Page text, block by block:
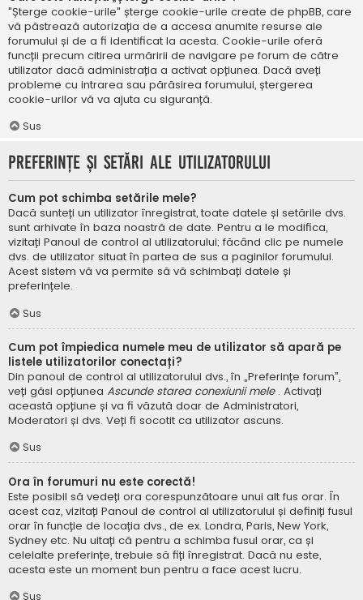
"Șterge cookie-urile" șterge cookie-urile create de phpBB, care
vă păstrează autorizația de a accesa anumite resurse ale
forumului și de a fi identificat la acesta. Cookie-urile oferă
funcții precum citirea urmăririi de navigare pe forum de către
utilizator dacă administrația a activat opțiunea. Dacă aveți
probleme cu intrarea sau părăsirea forumului, ștergerea
cookie-urilor vă va ajuta cu siguranță.
Sus
Preferințe și setări ale utilizatorului
Cum pot schimba setările mele?
Dacă sunteți un utilizator înregistrat, toate datele și setările dvs.
sunt arhivate în baza noastră de date. Pentru a le modifica,
vizitați Panoul de control al utilizatorului; făcând clic pe numele
dvs. de utilizator situat în partea de sus a paginilor forumului.
Acest sistem vă va permite să vă schimbați datele și
preferințele.
Sus
Cum pot împiedica numele meu de utilizator să apară pe
listele utilizatorilor conectați?
Din panoul de control al utilizatorului dvs., în „Preferințe forum”,
veți găsi opțiunea Ascunde starea conexiunii mele . Activați
această opțiune și va fi văzută doar de Administratori,
Moderatori și dvs. Veți fi socotit ca utilizator ascuns.
Sus
Ora în forumuri nu este corectă!
Este posibil să vedeți ora corespunzătoare unui alt fus orar. În
acest caz, vizitați Panoul de control al utilizatorului și definiți fusul
orar în funcție de locația dvs., de ex. Londra, Paris, New York,
Sydney etc. Nu uitați că pentru a schimba fusul orar, ca și
celelalte preferințe, trebuie să fiți înregistrat. Dacă nu este,
acesta este un moment bun pentru a face acest lucru.
Sus